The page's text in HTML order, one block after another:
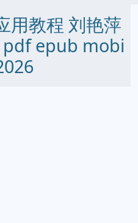
用教程 刘艳萍
pdf epub mobi